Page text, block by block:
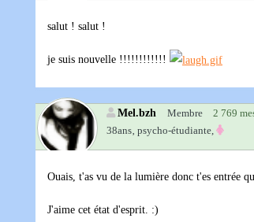
salut ! salut !
je suis nouvelle !!!!!!!!!!!!
Mel.bzh Membre
2 769
38ans‚ psycho-étudiante,
Ouais, t'as vu de la lumière donc t'es entrée
J'aime cet état d'esprit. :)